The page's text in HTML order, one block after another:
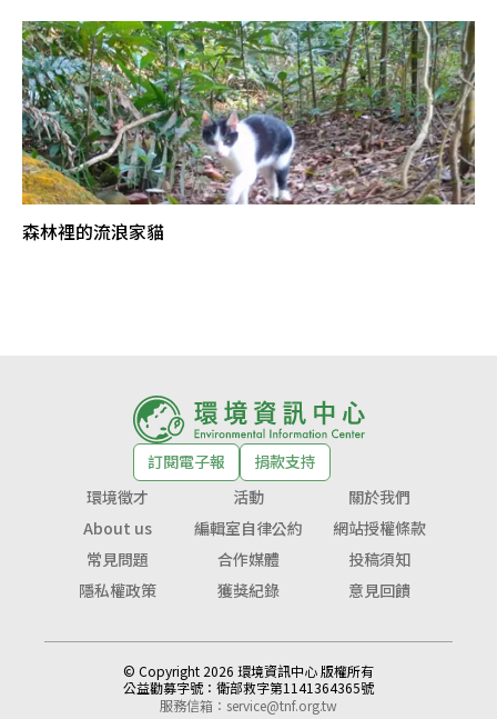
森林裡的流浪家貓
訂閱電子報
捐款支持
環境徵才
活動
關於我們
About us
編輯室自律公約
網站授權條款
常見問題
合作媒體
投稿須知
隱私權政策
獲獎紀錄 意見回饋
© Copyright 2026 環境資訊中心 版權所有
公益勸募字號： 衛部救字第1141364365號
服務信箱： service@tnf.org.tw